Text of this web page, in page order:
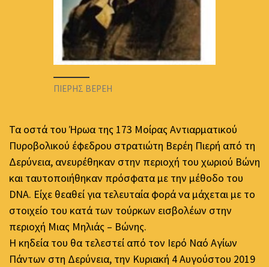
ΠΙΕΡΗΣ ΒΕΡΕΗ
Τα οστά του Ήρωα της 173 Μοίρας Αντιαρματικού
Πυροβολικού έφεδρου στρατιώτη Βερέη Πιερή από τη
Δερύνεια, ανευρέθηκαν στην περιοχή του χωριού Βώνη
και ταυτοποιήθηκαν πρόσφατα με την μέθοδο του
DNA. Είχε θεαθεί για τελευταία φορά να μάχεται με το
στοιχείο του κατά των τούρκων εισβολέων στην
περιοχή Μιας Μηλιάς – Βώνης.
Η κηδεία του θα τελεστεί από τον Ιερό Ναό Αγίων
Πάντων στη Δερύνεια, την Κυριακή 4 Αυγούστου 2019